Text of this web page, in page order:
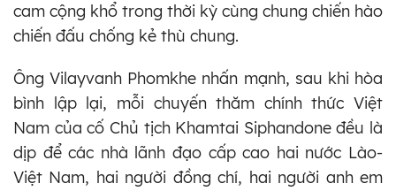
cam cộng khổ trong thời kỳ cùng chung chiến hào
chiến đấu chống kẻ thù chung.
Ông Vilayvanh Phomkhe nhấn mạnh, sau khi hòa
bình lập lại, mỗi chuyến thăm chính thức Việt
Nam của cố Chủ tịch Khamtai Siphandone đều là
dịp để các nhà lãnh đạo cấp cao hai nước Lào-
Việt Nam, hai người đồng chí, hai người anh em